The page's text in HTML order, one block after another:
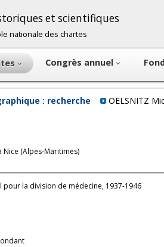
et scientifiques
nationale des chartes
Congrès annuel
: recherche OELSNITZ
Nice (Alpes-Maritimes)
la division de médecine, 1937-1946